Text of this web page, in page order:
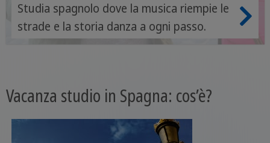
Studia spagnolo dove la musica riempie le
strade e la storia danza a ogni passo.
Vacanza studio in Spagna: cos’è?